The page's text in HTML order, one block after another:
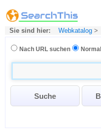
Sie sind hier: Webkatalog >
Nach URL suchen